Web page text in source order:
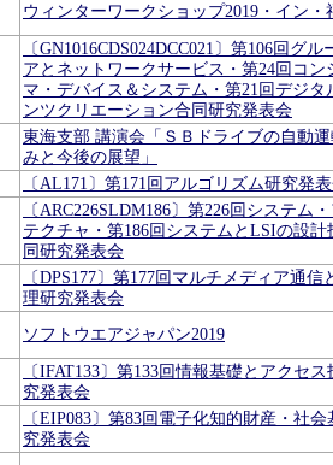
ウィンターワークショップ2019・イン・
〔GN1016CDS024DCC021〕第106回グル
アとネットワークサービス・第24回コン
マ・デバイス＆システム・第21回デジタ
ンツクリエーション合同研究発表会
東海支部 講演会「ＳＢドライブの自動
みと今後の展望」
〔AL171〕第171回アルゴリズム研究発
〔ARC226SLDM186〕第226回システム
テクチャ・第186回システムとLSIの設計
同研究発表会
〔DPS177〕第177回マルチメディア通信
理研究発表会
ソフトウエアジャパン2019
〔IFAT133〕第133回情報基礎とアクセス
究発表会
〔EIP083〕第83回電子化知的財産・社会
究発表会